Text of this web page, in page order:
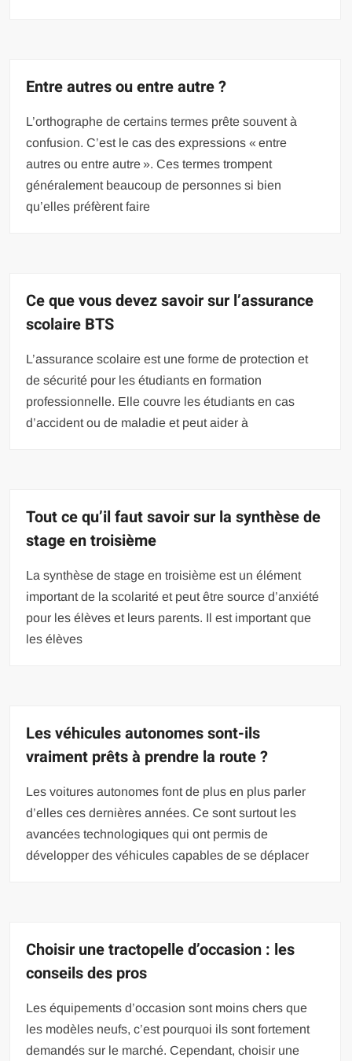
Entre autres ou entre autre ?
L’orthographe de certains termes prête souvent à
confusion. C’est le cas des expressions « entre
autres ou entre autre ». Ces termes trompent
généralement beaucoup de personnes si bien
qu’elles préfèrent faire
Ce que vous devez savoir sur l’assurance
scolaire BTS
L’assurance scolaire est une forme de protection et
de sécurité pour les étudiants en formation
professionnelle. Elle couvre les étudiants en cas
d’accident ou de maladie et peut aider à
Tout ce qu’il faut savoir sur la synthèse de
stage en troisième
La synthèse de stage en troisième est un élément
important de la scolarité et peut être source d’anxiété
pour les élèves et leurs parents. Il est important que
les élèves
Les véhicules autonomes sont-ils
vraiment prêts à prendre la route ?
Les voitures autonomes font de plus en plus parler
d’elles ces dernières années. Ce sont surtout les
avancées technologiques qui ont permis de
développer des véhicules capables de se déplacer
Choisir une tractopelle d’occasion : les
conseils des pros
Les équipements d’occasion sont moins chers que
les modèles neufs, c’est pourquoi ils sont fortement
demandés sur le marché. Cependant, choisir une